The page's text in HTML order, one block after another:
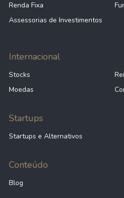
Renda Fixa
Assessorias de Investimentos
Internacional
Stocks
Moedas
Startups
Startups e Alternativos
Conteúdo
Blog